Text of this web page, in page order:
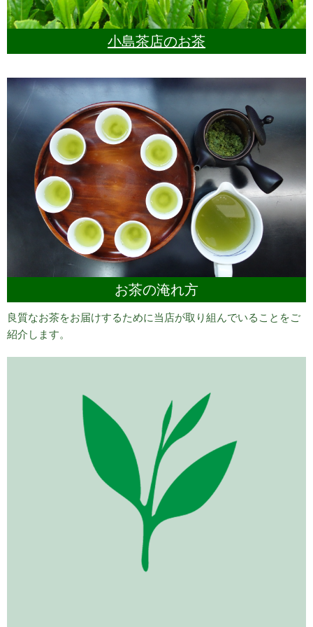
小島茶店のお茶
お茶の淹れ方
良質なお茶をお届けするために当店が取り組んでいることをご
紹介します。